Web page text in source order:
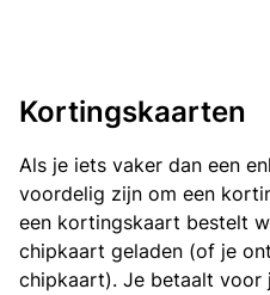
Kortingskaarten
Als je iets vaker dan een
voordelig zijn om een
een kortingskaart bestelt
chipkaart geladen (of je
chipkaart). Je betaalt voor